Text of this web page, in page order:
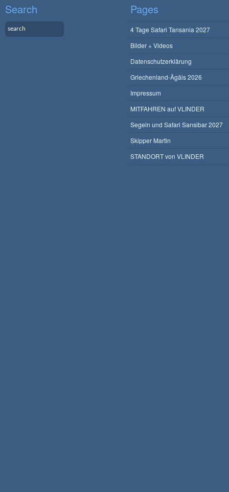
Search Pages
4 Tage Safari Tansania 2027
Bilder + Videos
Datenschutzerklärung
Griechenland-Ägäis 2026
Impressum
MITFAHREN auf VLINDER
Segeln und Safari Sansibar 2027
Skipper Martin
STANDORT von VLINDER